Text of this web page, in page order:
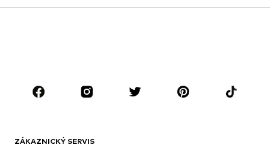
Sukně
Halenky & tuniky
Doplňky
Premium
Nové
ZÁKAZNICKÝ SERVIS